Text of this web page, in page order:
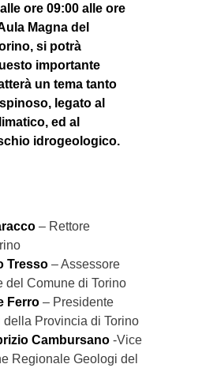
ore 09:00 alle ore
Magna del
si potrà
importante
un tema tanto
legato al
ed al
idrogeologico.
– Rettore
Tresso – Assessore
del Comune di Torino
Ferro – Presidente
Provincia di Torino
Cambursano -Vice
Regionale Geologi del